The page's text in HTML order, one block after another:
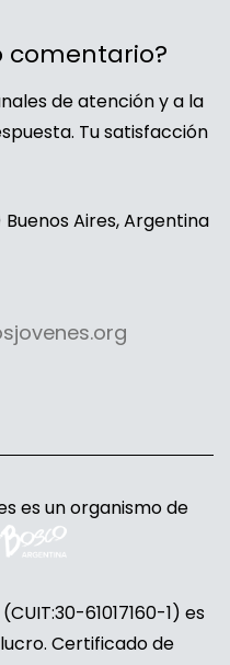
comentario?
de atención y a la
Tu satisfacción
Buenos Aires, Argentina
es un organismo de
61017160-1) es
Certificado de